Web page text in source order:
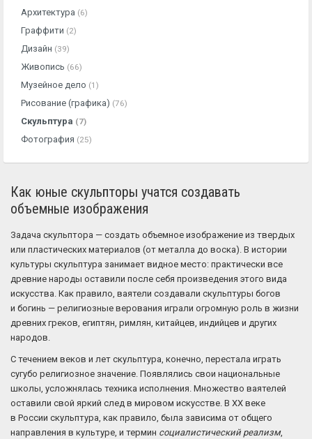
Архитектура (6)
Граффити (2)
Дизайн (39)
Живопись (66)
Музейное дело (1)
Рисование (графика) (76)
Скульптура (7)
Фотография (25)
Как юные скульпторы учатся создавать
объемные изображения
Задача скульптора — создать объемное изображение из твердых
или пластических материалов (от металла до воска). В истории
культуры скульптура занимает видное место: практически все
древние народы оставили после себя произведения этого вида
искусства. Как правило, ваятели создавали скульптуры богов
и богинь — религиозные верования играли огромную роль в жизни
древних греков, египтян, римлян, китайцев, индийцев и других
народов.
С течением веков и лет скульптура, конечно, перестала играть
сугубо религиозное значение. Появлялись свои национальные
школы, усложнялась техника исполнения. Множество ваятелей
оставили свой яркий след в мировом искусстве. В XX веке
в России скульптура, как правило, была зависима от общего
направления в культуре, и термин социалистический реализм,